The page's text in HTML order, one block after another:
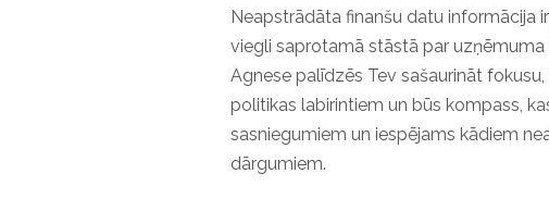
Neapstrādāta finanšu datu informācija
viegli saprotamā stāstā par uzņēmuma
Agnese palīdzēs Tev sašaurināt
politikas labirintiem un būs kompass,
sasniegumiem un iespējams kādiem
dārgumiem.